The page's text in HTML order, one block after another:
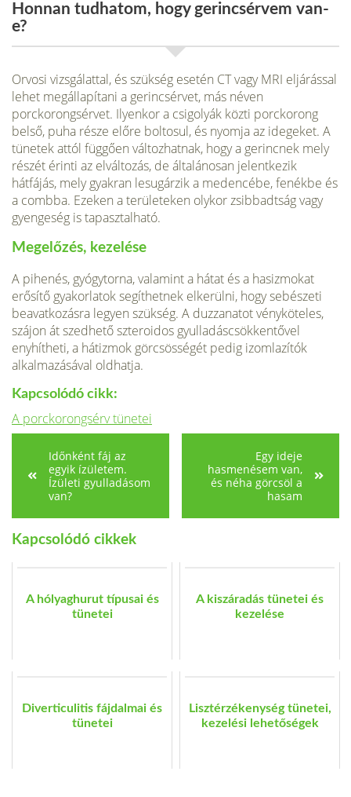
Honnan tudhatom, hogy gerincsérvem van-
e?
Orvosi vizsgálattal, és szükség esetén CT vagy MRI eljárással
lehet megállapítani a gerincsérvet, más néven
porckorongsérvet. Ilyenkor a csigolyák közti porckorong
belső, puha része előre boltosul, és nyomja az idegeket. A
tünetek attól függően változhatnak, hogy a gerincnek mely
részét érinti az elváltozás, de általánosan jelentkezik
hátfájás, mely gyakran lesugárzik a medencébe, fenékbe és
a combba. Ezeken a területeken olykor zsibbadtság vagy
gyengeség is tapasztalható.
Megelőzés, kezelése
A pihenés, gyógytorna, valamint a hátat és a hasizmokat
erősítő gyakorlatok segíthetnek elkerülni, hogy sebészeti
beavatkozásra legyen szükség. A duzzanatot vényköteles,
szájon át szedhető szteroidos gyulladáscsökkentővel
enyhítheti, a hátizmok görcsösségét pedig izomlazítók
alkalmazásával oldhatja.
Kapcsolódó cikk:
A porckorongsérv tünetei
Időnként fáj az
egyik ízületem.
Ízületi gyulladásom
van?
Egy ideje
hasmenésem van,
és néha görcsöl a
hasam
Kapcsolódó cikkek
A hólyaghurut típusai és
tünetei
A kiszáradás tünetei és
kezelése
Diverticulitis fájdalmai és
tünetei
Lisztérzékenység tünetei,
kezelési lehetőségek